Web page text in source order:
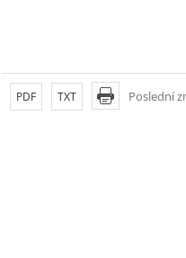
Poslední
PDF TXT